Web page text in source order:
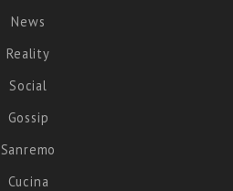
News
Reality
Social
Gossip
Sanremo
Cucina